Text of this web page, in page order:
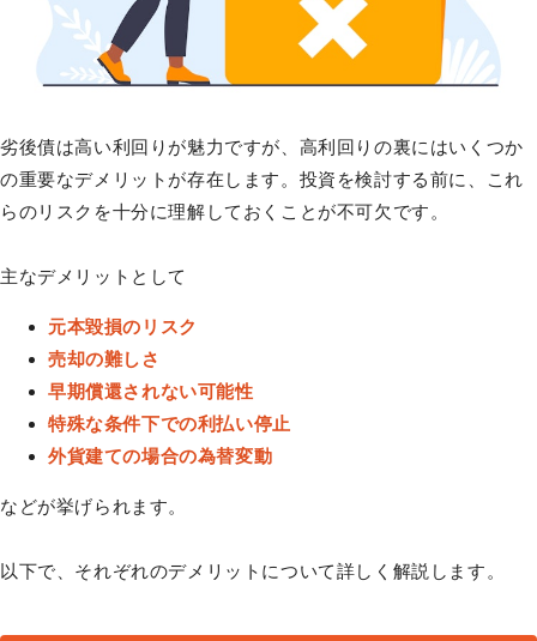
劣後債は高い利回りが魅力ですが、高利回りの裏にはいくつか
の重要なデメリットが存在します。投資を検討する前に、これ
らのリスクを十分に理解しておくことが不可欠です。
主なデメリットとして
元本毀損のリスク
売却の難しさ
早期償還されない可能性
特殊な条件下での利払い停止
外貨建ての場合の為替変動
などが挙げられます。
以下で、それぞれのデメリットについて詳しく解説します。